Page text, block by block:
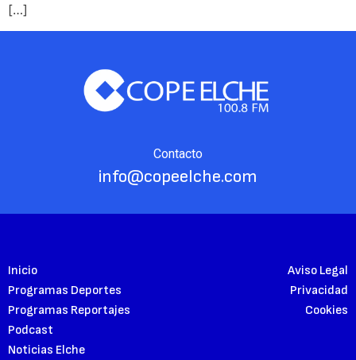
[…]
Contacto
info@copeelche.com
Inicio
Programas Deportes
Programas Reportajes
Podcast
Noticias Elche
Aviso Legal
Privacidad
Cookies